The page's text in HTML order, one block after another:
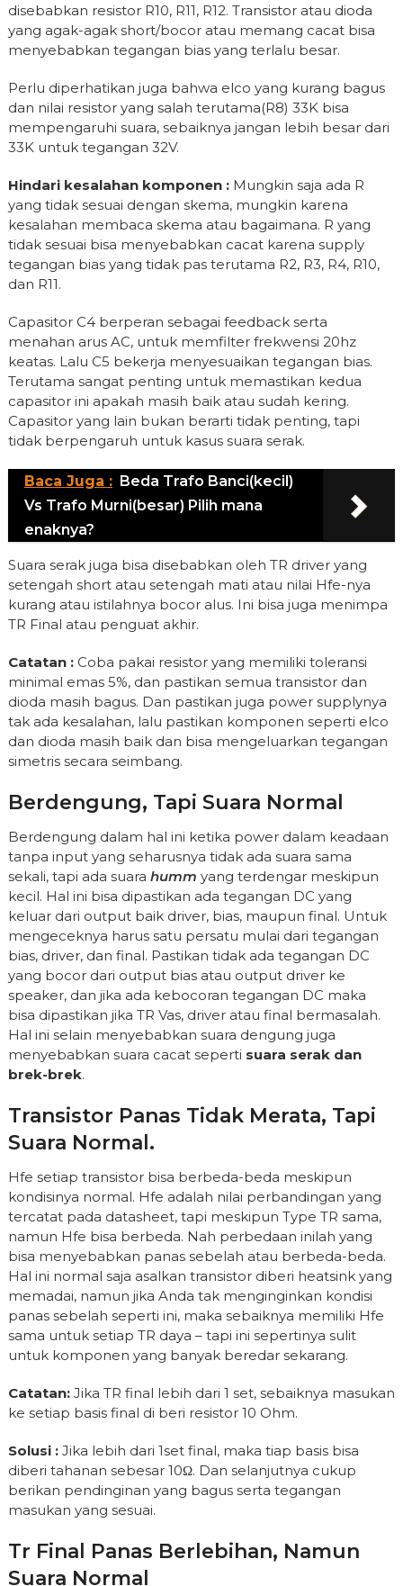
disebabkan resistor R10, R11, R12. Transistor atau dioda
yang agak-agak short/bocor atau memang cacat bisa
menyebabkan tegangan bias yang terlalu besar.
Perlu diperhatikan juga bahwa elco yang kurang bagus
dan nilai resistor yang salah terutama(R8) 33K bisa
mempengaruhi suara, sebaiknya jangan lebih besar dari
33K untuk tegangan 32V.
Hindari kesalahan komponen :Mungkin saja ada R
yang tidak sesuai dengan skema, mungkin karena
kesalahan membaca skema atau bagaimana. R yang
tidak sesuai bisa menyebabkan cacat karena supply
tegangan bias yang tidak pas terutama R2, R3, R4, R10,
dan R11.
Capasitor C4 berperan sebagai feedback serta
menahan arus AC, untuk memfilter frekwensi 20hz
keatas. Lalu C5 bekerja menyesuaikan tegangan bias.
Terutama sangat penting untuk memastikan kedua
capasitor ini apakah masih baik atau sudah kering.
Capasitor yang lain bukan berarti tidak penting, tapi
tidak berpengaruh untuk kasus suara serak.
Baca Juga : Beda Trafo Banci(kecil)
Vs Trafo Murni(besar) Pilih mana
enaknya?
Suara serak juga bisa disebabkan oleh TR driver yang
setengah short atau setengah mati atau nilai Hfe-nya
kurang atau istilahnya bocor alus. Ini bisa juga menimpa
TR Final atau penguat akhir.
Catatan : Coba pakai resistor yang memiliki toleransi
minimal emas 5%, dan pastikan semua transistor dan
dioda masih bagus. Dan pastikan juga power supplynya
tak ada kesalahan, lalu pastikan komponen seperti elco
dan dioda masih baik dan bisa mengeluarkan tegangan
simetris secara seimbang.
Berdengung, Tapi Suara Normal
Berdengung dalam hal ini ketika power dalam keadaan
tanpa input yang seharusnya tidak ada suara sama
sekali, tapi ada suara humm yang terdengar meskipun
kecil. Hal ini bisa dipastikan ada tegangan DC yang
keluar dari output baik driver, bias, maupun final. Untuk
mengeceknya harus satu persatu mulai dari tegangan
bias, driver, dan final. Pastikan tidak ada tegangan DC
yang bocor dari output bias atau output driver ke
speaker, dan jika ada kebocoran tegangan DC maka
bisa dipastikan jika TR Vas, driver atau final bermasalah.
Hal ini selain menyebabkan suara dengung juga
menyebabkan suara cacat seperti suara serak dan
brek-brek.
Transistor Panas Tidak Merata, Tapi
Suara Normal.
Hfe setiap transistor bisa berbeda-beda meskipun
kondisinya normal. Hfe adalah nilai perbandingan yang
tercatat pada datasheet, tapi meskipun Type TR sama,
namun Hfe bisa berbeda. Nah perbedaan inilah yang
bisa menyebabkan panas sebelah atau berbeda-beda.
Hal ini normal saja asalkan transistor diberi heatsink yang
memadai, namun jika Anda tak menginginkan kondisi
panas sebelah seperti ini, maka sebaiknya memiliki Hfe
sama untuk setiap TR daya – tapi ini sepertinya sulit
untuk komponen yang banyak beredar sekarang.
Catatan:Jika TR final lebih dari 1 set, sebaiknya masukan
ke setiap basis final di beri resistor 10 Ohm.
Solusi :Jika lebih dari 1set final, maka tiap basis bisa
diberi tahanan sebesar 10Ω. Dan selanjutnya cukup
berikan pendinginan yang bagus serta tegangan
masukan yang sesuai.
Tr Final Panas Berlebihan, Namun
Suara Normal